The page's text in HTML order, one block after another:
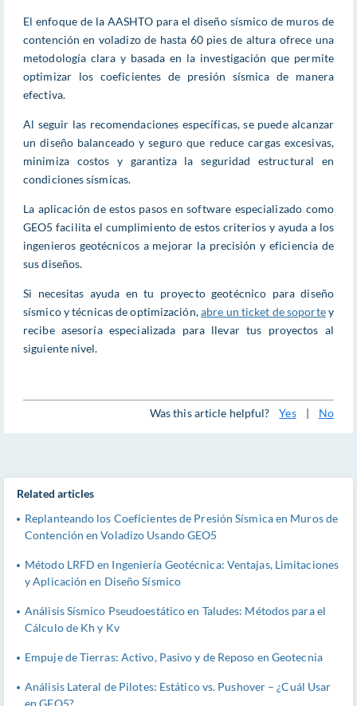
El enfoque de la AASHTO para el diseño sísmico de muros de
contención en voladizo de hasta 60 pies de altura ofrece una
metodología clara y basada en la investigación que permite
optimizar los coeficientes de presión sísmica de manera
efectiva.
Al seguir las recomendaciones específicas, se puede alcanzar
un diseño balanceado y seguro que reduce cargas excesivas,
minimiza costos y garantiza la seguridad estructural en
condiciones sísmicas.
La aplicación de estos pasos en software especializado como
GEO5 facilita el cumplimiento de estos criterios y ayuda a los
ingenieros geotécnicos a mejorar la precisión y eficiencia de
sus diseños.
Si necesitas ayuda en tu proyecto geotécnico para diseño
sísmico y técnicas de optimización,abre un ticket de soportey
recibe asesoría especializada para llevar tus proyectos al
siguiente nivel.
Was this article helpful? Yes | No
Related articles
Replanteando los Coeficientes de Presión Sísmica en Muros de
Contención en Voladizo Usando GEO5
Método LRFD en Ingeniería Geotécnica: Ventajas, Limitaciones
y Aplicación en Diseño Sísmico
Análisis Sísmico Pseudoestático en Taludes: Métodos para el
Cálculo de Kh y Kv
Empuje de Tierras: Activo, Pasivo y de Reposo en Geotecnia
Análisis Lateral de Pilotes: Estático vs. Pushover – ¿Cuál Usar
en GEO5?